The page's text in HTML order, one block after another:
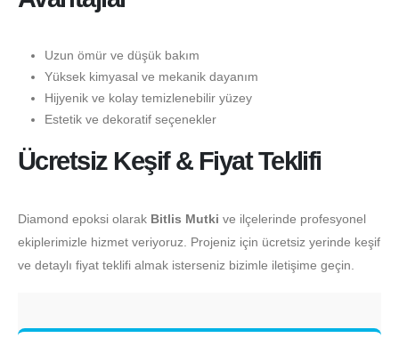
Uzun ömür ve düşük bakım
Yüksek kimyasal ve mekanik dayanım
Hijyenik ve kolay temizlenebilir yüzey
Estetik ve dekoratif seçenekler
Ücretsiz Keşif & Fiyat Teklifi
Diamond epoksi olarak Bitlis Mutki ve ilçelerinde profesyonel
ekiplerimizle hizmet veriyoruz. Projeniz için ücretsiz yerinde keşif
ve detaylı fiyat teklifi almak isterseniz bizimle iletişime geçin.